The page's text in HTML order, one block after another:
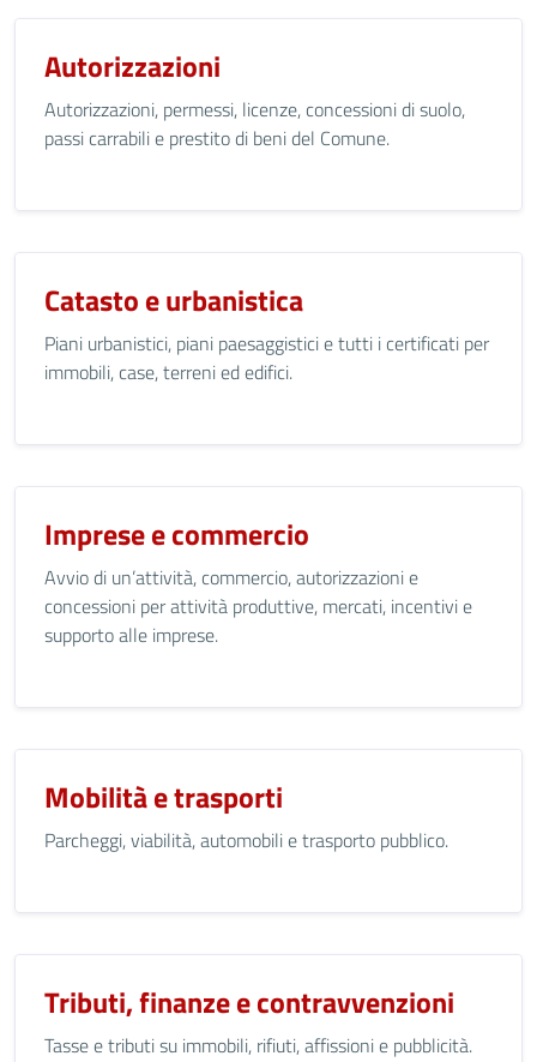
Autorizzazioni
Autorizzazioni, permessi, licenze, concessioni di suolo,
passi carrabili e prestito di beni del Comune.
Catasto e urbanistica
Piani urbanistici, piani paesaggistici e tutti i certificati per
immobili, case, terreni ed edifici.
Imprese e commercio
Avvio di un’attività, commercio, autorizzazioni e
concessioni per attività produttive, mercati, incentivi e
supporto alle imprese.
Mobilità e trasporti
Parcheggi, viabilità, automobili e trasporto pubblico.
Tributi, finanze e contravvenzioni
Tasse e tributi su immobili, rifiuti, affissioni e pubblicità.